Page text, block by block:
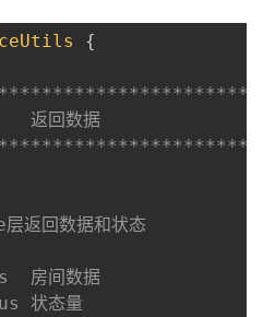
{
返回数据
返回数据和状态
房间数据
状态量